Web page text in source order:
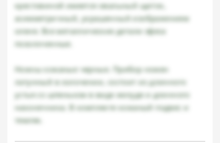
крестовиной имеется овальный щиток,
асимметричный, украшенный изображением
оленя. Все металлические детали эфеса
позолоченные.
Ножны кожаные черные. Прибор ножен
латунный в золочении, состоит из длинного
устья со шпеньком в виде желудя и длинного
наконечника. В комплекте кожаный подвес и
темляк.